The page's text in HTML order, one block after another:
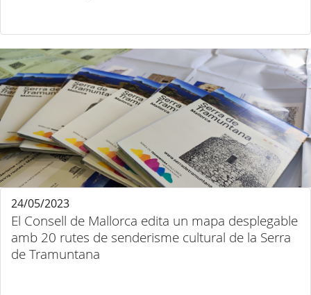
El Consell de Mallorca edita un mapa desplegable
amb 20 rutes de senderisme cultural de la Serra
de Tramuntana
24/05/2023